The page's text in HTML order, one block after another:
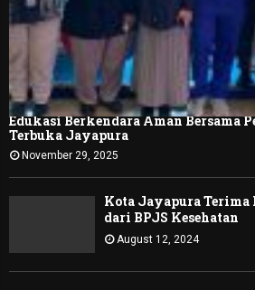
Edukasi Berkendara Aman Bersama
Terbuka Jayapura
November 29, 2025
Kota Jayapura Terima
dari BPJS Kesehatan
August 12, 2024